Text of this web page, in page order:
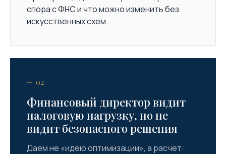
спора с ФНС и что можно изменить без
искусственных схем.
— 02
Финансовый директор видит
налоговую нагрузку, но не
видит безопасного решения
Даем не «идею оптимизации», а расчет: